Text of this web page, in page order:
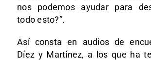
nos podemos ayudar para
todo esto?”.
Así consta en audios de
Díez y Martínez, a los que ha